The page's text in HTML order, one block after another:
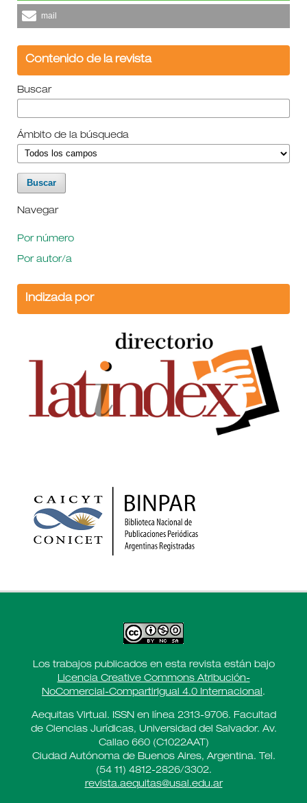
mail
Contenido de la revista
Buscar
Ámbito de la búsqueda
Navegar
Por número
Por autor/a
Indizada por
Los trabajos publicados en esta revista están bajo
Licencia Creative Commons Atribución-
NoComercial-CompartirIgual 4.0 Internacional .
Aequitas Virtual. ISSN en línea 2313-9706. Facultad
de Ciencias Jurídicas, Universidad del Salvador. Av.
Callao 660 (C1022AAT)
Ciudad Autónoma de Buenos Aires, Argentina. Tel.
(54 11) 4812-2826/3302.
revista.aequitas@usal.edu.ar